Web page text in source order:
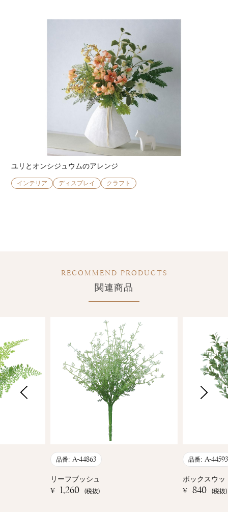
ユリとオンシジュウムのアレンジ
インテリア ディスプレイ クラフト
RECOMMEND PRODUCTS
関連商品
品番: A-44863
リーフブッシュ
¥ 1,260 (税抜)
品番: A-44593
ボックスウッ
¥ 840 (税抜)